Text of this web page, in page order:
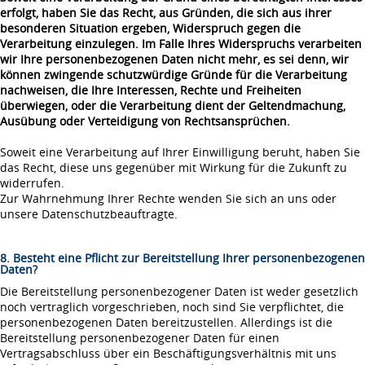
erfolgt, haben Sie das Recht, aus Gründen, die sich aus ihrer
besonderen Situation ergeben, Widerspruch gegen die
Verarbeitung einzulegen. Im Falle Ihres Widerspruchs verarbeiten
wir Ihre personenbezogenen Daten nicht mehr, es sei denn, wir
können zwingende schutzwürdige Gründe für die Verarbeitung
nachweisen, die Ihre Interessen, Rechte und Freiheiten
überwiegen, oder die Verarbeitung dient der Geltendmachung,
Ausübung oder Verteidigung von Rechtsansprüchen.
Soweit eine Verarbeitung auf Ihrer Einwilligung beruht, haben Sie
das Recht, diese uns gegenüber mit Wirkung für die Zukunft zu
widerrufen.
Zur Wahrnehmung Ihrer Rechte wenden Sie sich an uns oder
unsere Datenschutzbeauftragte.
8. Besteht eine Pflicht zur Bereitstellung Ihrer personenbezogenen
Daten?
Die Bereitstellung personenbezogener Daten ist weder gesetzlich
noch vertraglich vorgeschrieben, noch sind Sie verpflichtet, die
personenbezogenen Daten bereitzustellen. Allerdings ist die
Bereitstellung personenbezogener Daten für einen
Vertragsabschluss über ein Beschäftigungsverhältnis mit uns